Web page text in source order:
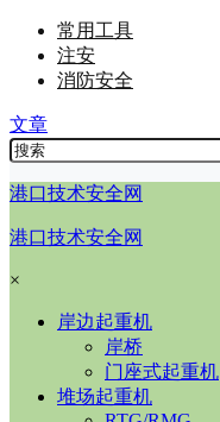
常用工具
注安
消防安全
文章
港口技术安全网
港口技术安全网
×
岸边起重机
岸桥
门座式起重机
堆场起重机